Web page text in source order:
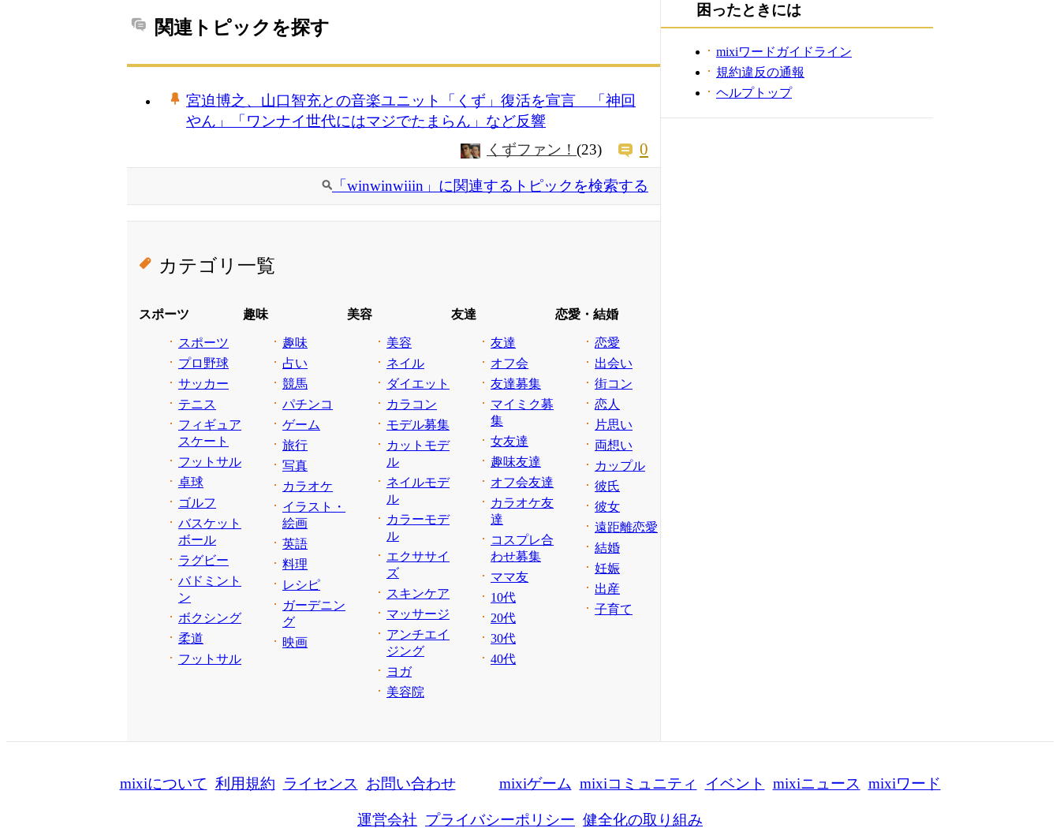
関連トピックを探す
宮迫博之、山口智充との音楽ユニット「くず」復活を宣言 「神回
やん」「ワンナイ世代にはマジでたまらん」など反響
くずファン！ (23) 0
「winwinwiiin」に関連するトピックを検索する
カテゴリ一覧
スポーツ
スポーツ
プロ野球
サッカー
テニス
フィギュア
スケート
フットサル
卓球
ゴルフ
バスケット
ボール
ラグビー
バドミント
ン
ボクシング
柔道
フットサル
趣味
趣味
占い
競馬
パチンコ
ゲーム
旅行
写真
カラオケ
イラスト・
絵画
英語
料理
レシピ
ガーデニン
グ
映画
美容
美容
ネイル
ダイエット
カラコン
モデル募集
カットモデ
ル
ネイルモデ
ル
カラーモデ
ル
エクササイ
ズ
スキンケア
マッサージ
アンチエイ
ジング
ヨガ
美容院
友達
友達
オフ会
友達募集
マイミク募
集
女友達
趣味友達
オフ会友達
カラオケ友
達
コスプレ合
わせ募集
ママ友
10代
20代
30代
40代
恋愛・結婚
恋愛
出会い
街コン
恋人
片思い
両想い
カップル
彼氏
彼女
遠距離恋愛
結婚
妊娠
出産
子育て
困ったときには
mixiワードガイドライン
規約違反の通報
ヘルプトップ
mixiについて 利用規約 ライセンス お問い合わせ mixiゲーム mixiコミュニティ イベント mixiニュース mixiワード
運営会社 プライバシーポリシー 健全化の取り組み